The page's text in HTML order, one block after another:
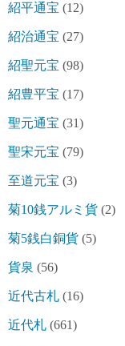
紹平通宝 (12)
紹治通宝 (27)
紹聖元宝 (98)
紹豊平宝 (17)
聖元通宝 (31)
聖宋元宝 (79)
至道元宝 (3)
菊10銭アルミ貨 (2)
菊5銭白銅貨 (5)
貨泉 (56)
近代古札 (16)
近代札 (661)